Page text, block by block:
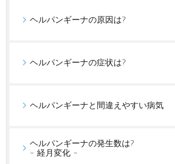
ヘルパンギーナの原因は?
ヘルパンギーナの症状は?
ヘルパンギーナと間違えやすい病気
ヘルパンギーナの発生数は?
- 経月変化 -